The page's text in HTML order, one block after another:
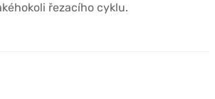
řezacího cyklu.